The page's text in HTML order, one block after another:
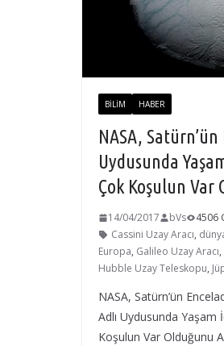
BILIM HABER
NASA, Satürn’ün
Uydusunda
Çok Koşulun Var
14/04/2017 bVs
4506
Cassini Uzay Aracı,
Europa, Galileo Uzay Aracı,
Hubble Uzay Teleskopu,
NASA, Satürn’ün
Adlı Uydusunda Yaşam
Koşulun Var Olduğunu